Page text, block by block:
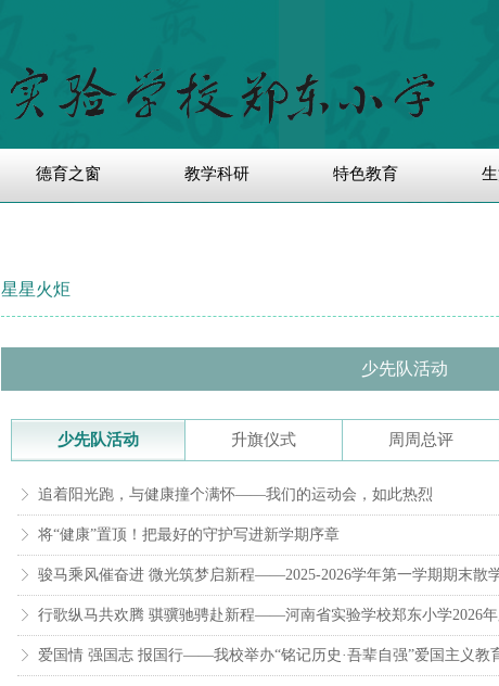
德育之窗 教学科研 特色教育
星星火炬
少先队活动 升旗仪式 周周总评
ꁕ 追着阳光跑，与健康撞个满怀——我们的运动会，如此热烈
ꁕ 将“健康”置顶！把最好的守护写进新学期序章
ꁕ 骏马乘风催奋进 微光筑梦启新程——2025-2026学年第一学期期末散
ꁕ 行歌纵马共欢腾 骐骥驰骋赴新程——河南省实验学校郑东小学2026
ꁕ 爱国情 强国志 报国行——我校举办“铭记历史·吾辈自强”爱国主义教
少先队活动